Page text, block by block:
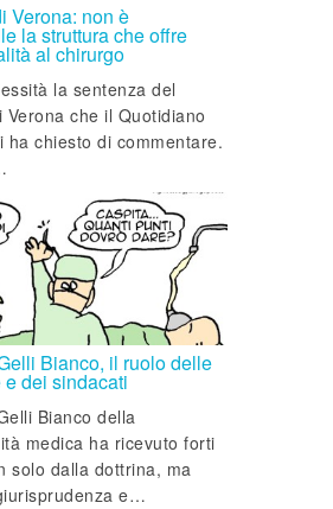
Verona: non è
la struttura che offre
al chirurgo
la sentenza del
Verona che il Quotidiano
ha chiesto di commentare.
Bianco, il ruolo delle
dei sindacati
Bianco della
medica ha ricevuto forti
solo dalla dottrina, ma
e…